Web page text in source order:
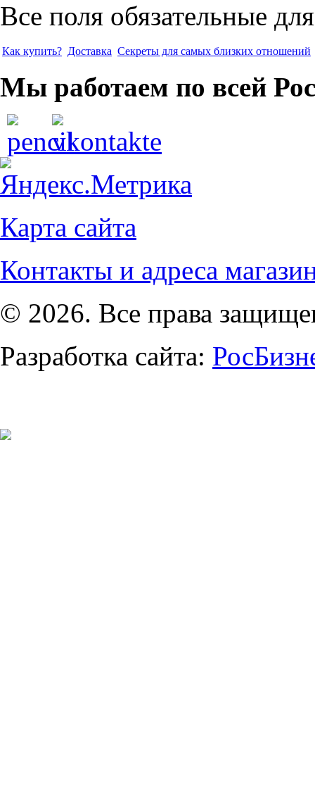
Все поля обязательные
Как купить? Доставка Секреты для самых близких отношений
Мы работаем по всей
Карта сайта
Контакты и адреса
© 2026. Все права
Разработка сайта: